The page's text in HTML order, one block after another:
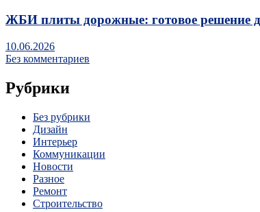
ЖБИ плиты дорожные: готовое решение
10.06.2026
Без комментариев
Рубрики
Без рубрики
Дизайн
Интерьер
Коммуникации
Новости
Разное
Ремонт
Строительство